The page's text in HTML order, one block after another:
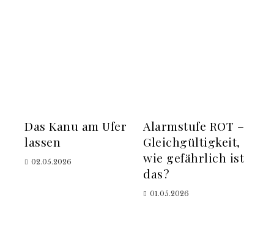
Das Kanu am Ufer
lassen
02.05.2026
Alarmstufe ROT –
Gleichgültigkeit,
wie gefährlich ist
das?
01.05.2026